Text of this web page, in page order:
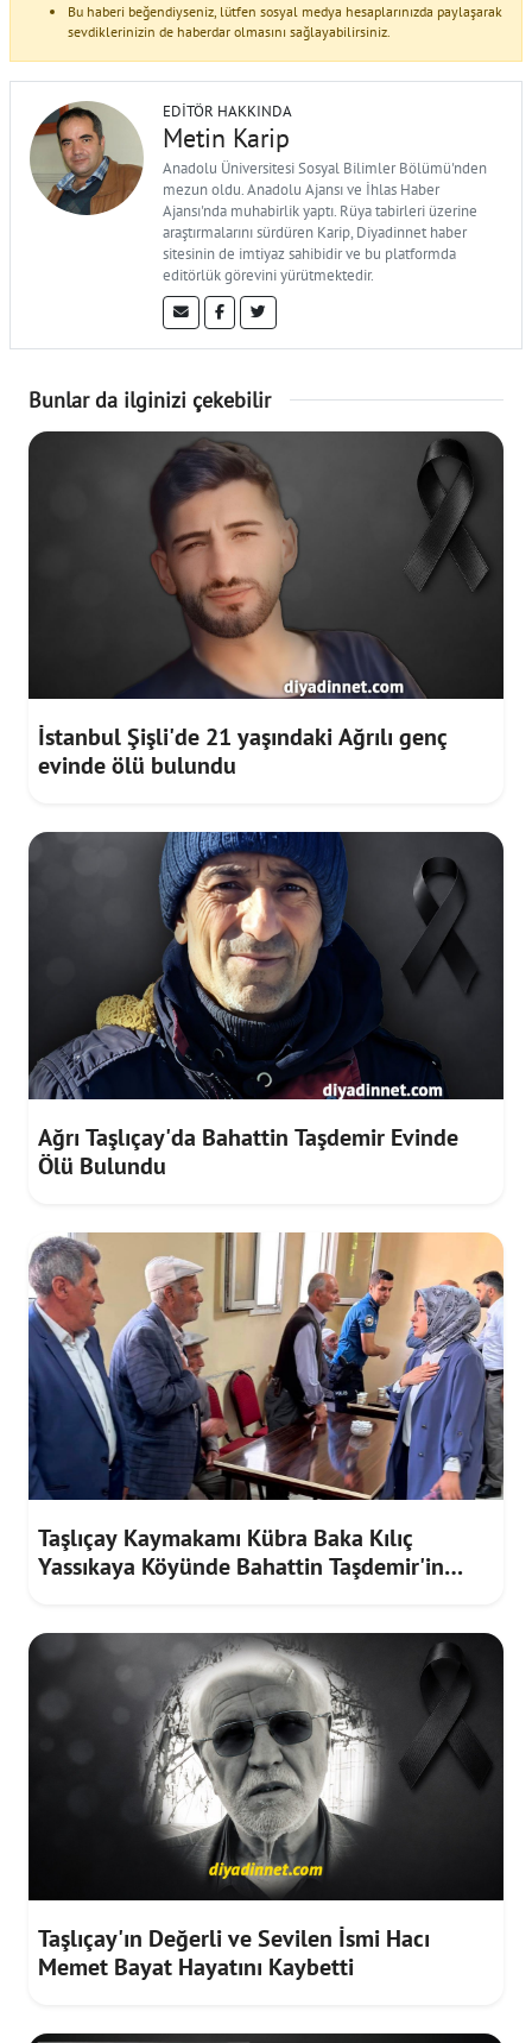
Bu haberi beğendiyseniz, lütfen sosyal medya hesaplarınızda paylaşarak
sevdiklerinizin de haberdar olmasını sağlayabilirsiniz.
EDITÖR HAKKINDA
Metin Karip
Anadolu Üniversitesi Sosyal Bilimler Bölümü'nden
mezun oldu. Anadolu Ajansı ve İhlas Haber
Ajansı'nda muhabirlik yaptı. Rüya tabirleri üzerine
araştırmalarını sürdüren Karip, Diyadinnet haber
sitesinin de imtiyaz sahibidir ve bu platformda
editörlük görevini yürütmektedir.
Bunlar da ilginizi çekebilir
İstanbul Şişli'de 21 yaşındaki Ağrılı genç
evinde ölü bulundu
Ağrı Taşlıçay'da Bahattin Taşdemir Evinde
Ölü Bulundu
Taşlıçay Kaymakamı Kübra Baka Kılıç
Yassıkaya Köyünde Bahattin Taşdemir'in
Taşlıçay'ın Değerli ve Sevilen İsmi Hacı
Memet Bayat Hayatını Kaybetti